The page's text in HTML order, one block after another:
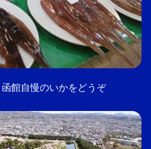
館自慢のいかをどうぞ